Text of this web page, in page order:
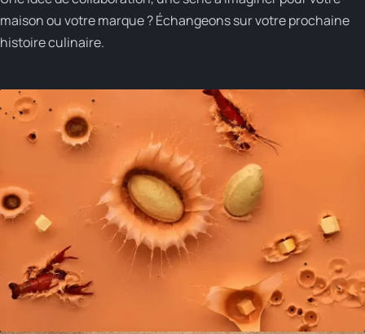
maison ou votre marque ?Échangeons sur votre prochaine
histoire culinaire.